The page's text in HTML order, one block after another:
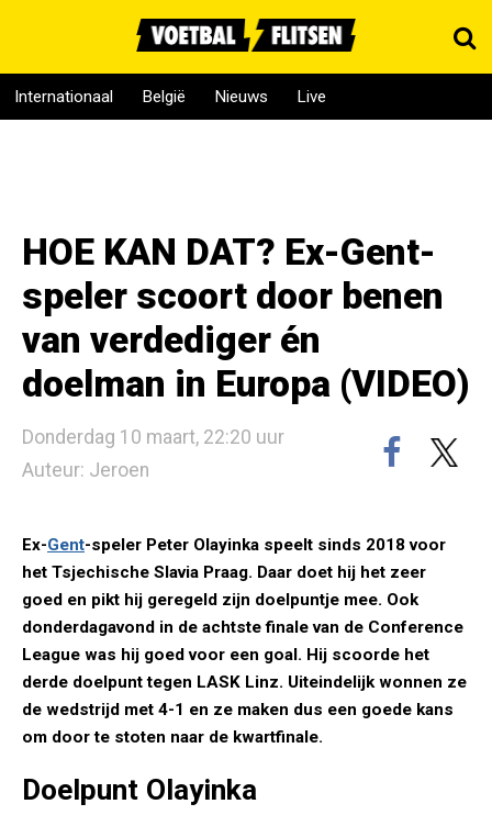
Internationaal België Nieuws Live
HOE KAN DAT? Ex-Gent-
speler scoort door benen
van verdediger én
doelman in Europa (VIDEO)
Donderdag 10 maart, 22:20 uur
Auteur: Jeroen
Ex-Gent-speler Peter Olayinka speelt sinds 2018 voor
het Tsjechische Slavia Praag. Daar doet hij het zeer
goed en pikt hij geregeld zijn doelpuntje mee. Ook
donderdagavond in de achtste finale van de Conference
League was hij goed voor een goal. Hij scoorde het
derde doelpunt tegen LASK Linz. Uiteindelijk wonnen ze
de wedstrijd met 4-1 en ze maken dus een goede kans
om door te stoten naar de kwartfinale.
Doelpunt Olayinka